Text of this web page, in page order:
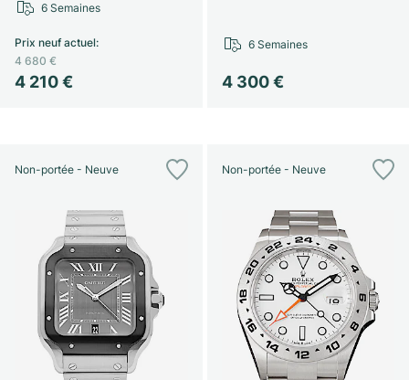
4 210 €
Prix neuf actuel:
4 680 €
6 Semaines
4 300 €
6 Semaines
Non-portée - Neuve Non-portée - Neuve